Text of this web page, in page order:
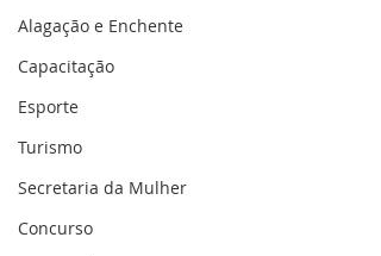
Alagação e Enchente
Capacitação
Esporte
Turismo
Secretaria da Mulher
Concurso